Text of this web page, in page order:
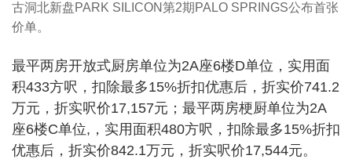
古洞北新盘PARK SILICON第2期PALO SPRINGS公布首张
价单。
最平两房开放式厨房单位为2A座6楼D单位，实用面
积433方呎，扣除最多15%折扣优惠后，折实价741.2
万元，折实呎价17,157元；最平两房梗厨单位为2A
座6楼C单位,，实用面积480方呎，扣除最多15%折扣
优惠后，折实价842.1万元，折实呎价17,544元。